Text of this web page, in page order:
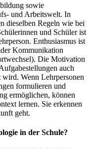
sowie
und Arbeitswelt. In
dieselben Regeln wie bei
und Schüler ist
Enthusiasmus ist
Kommunikation
Die Motivation
auch
Wenn Lehrpersonen
formulieren und
ermöglichen, können
lernen. Sie erkennen
geht.
in der Schule?